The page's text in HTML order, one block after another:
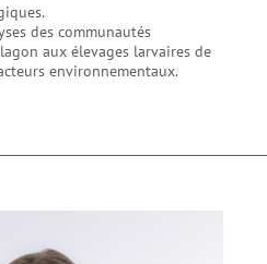
des communautés
aux élevages larvaires de
environnementaux.